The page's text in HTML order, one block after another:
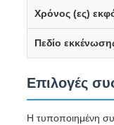
Χρόνος (ες)
Πεδίο
Επιλογές
Η τυποποιημένη